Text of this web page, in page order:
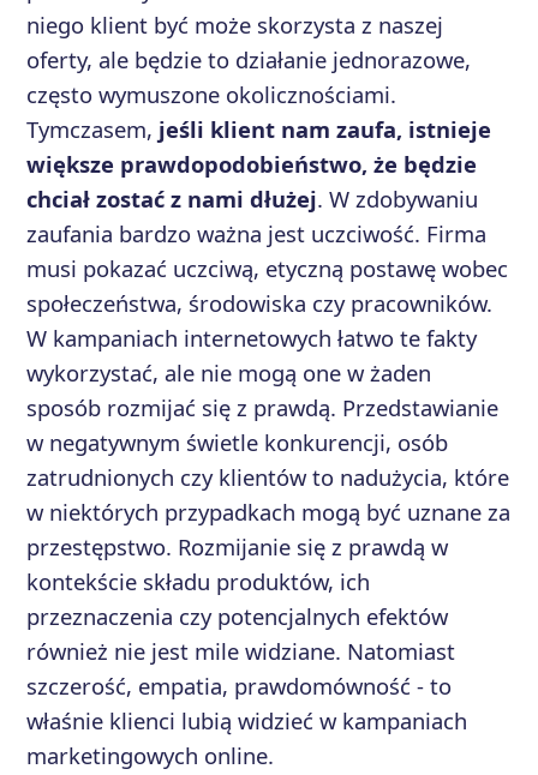
niego klient być może skorzysta z naszej
oferty, ale będzie to działanie jednorazowe,
często wymuszone okolicznościami.
Tymczasem, jeśli klient nam zaufa, istnieje
większe prawdopodobieństwo, że będzie
chciał zostać z nami dłużej. W zdobywaniu
zaufania bardzo ważna jest uczciwość. Firma
musi pokazać uczciwą, etyczną postawę wobec
społeczeństwa, środowiska czy pracowników.
W kampaniach internetowych łatwo te fakty
wykorzystać, ale nie mogą one w żaden
sposób rozmijać się z prawdą. Przedstawianie
w negatywnym świetle konkurencji, osób
zatrudnionych czy klientów to nadużycia, które
w niektórych przypadkach mogą być uznane za
przestępstwo. Rozmijanie się z prawdą w
kontekście składu produktów, ich
przeznaczenia czy potencjalnych efektów
również nie jest mile widziane. Natomiast
szczerość, empatia, prawdomówność - to
właśnie klienci lubią widzieć w kampaniach
marketingowych online.